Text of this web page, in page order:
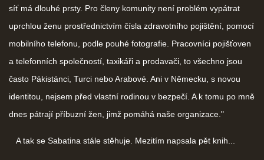
síť má dlouhé prsty. Pro členy komunity není problém vypátrat
uprchlou ženu prostřednictvím čísla zdravotního pojištění, pomocí
mobilního telefonu, podle pouhé fotografie. Pracovníci pojišťoven
a telefonních společností, taxikáři a prodavači, to všechno jsou
často Pákistánci, Turci nebo Arabové. Ani v Německu, s novou
identitou, nejsem před vlastní rodinou v bezpečí. A k tomu po mně
dnes pátrají příbuzní žen, jimž pomáhá naše organizace."
A tak se Sabatina stále stěhuje. Mezitím napsala pět knih...